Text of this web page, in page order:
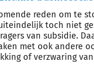
reden om te
toch niet
van subsidie.
met ook andere
of verzwaring